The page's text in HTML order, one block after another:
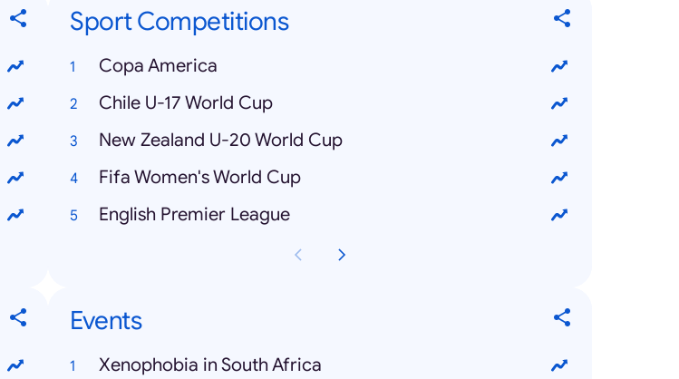
Sport Competitions
Copa America
Chile U-17 World Cup
New Zealand U-20 World Cup
Fifa Women's World Cup
English Premier League
Events
Xenophobia in South Africa